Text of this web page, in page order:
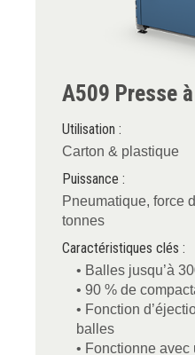
A509 Presse
Utilisation :
Carton & plastique
Puissance :
Pneumatique, force
tonnes
Caractéristiques clés :
• Balles jusqu’à
• 90 % de
• Fonction
balles
• Fonctionne